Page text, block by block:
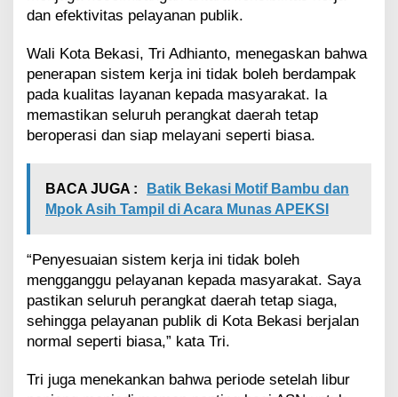
p
i
m
a
l
dan efektivitas pelayanan publik.
Wali Kota Bekasi, Tri Adhianto, menegaskan bahwa
penerapan sistem kerja ini tidak boleh berdampak
pada kualitas layanan kepada masyarakat. Ia
memastikan seluruh perangkat daerah tetap
beroperasi dan siap melayani seperti biasa.
BACA JUGA :
Batik Bekasi Motif Bambu dan
Mpok Asih Tampil di Acara Munas APEKSI
“Penyesuaian sistem kerja ini tidak boleh
mengganggu pelayanan kepada masyarakat. Saya
pastikan seluruh perangkat daerah tetap siaga,
sehingga pelayanan publik di Kota Bekasi berjalan
normal seperti biasa,” kata Tri.
Tri juga menekankan bahwa periode setelah libur